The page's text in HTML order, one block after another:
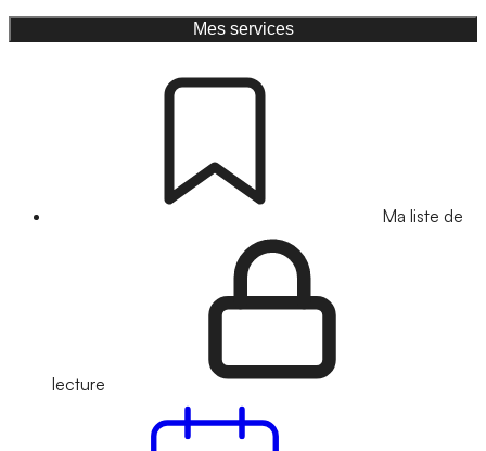
Mes services
Ma liste de
lecture